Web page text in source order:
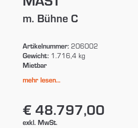
m. Bühne C
Artikelnummer:206002
Gewicht:1.716,4 kg
Mietbar
mehr lesen...
€ 48.797,00
exkl. MwSt.